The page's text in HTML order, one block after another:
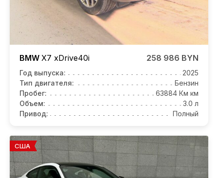
BMW X7 xDrive40i 258 986 BYN
Год выпуска:
2025
Тип двигателя:
Бензин
Пробег:
63884 Км км
Объем:
3.0 л
Привод:
Полный
США